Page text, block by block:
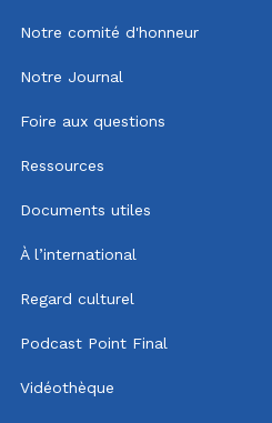
Notre comité d'honneur
Notre Journal
Foire aux questions
Ressources
Documents utiles
À l’international
Regard culturel
Podcast Point Final
Vidéothèque